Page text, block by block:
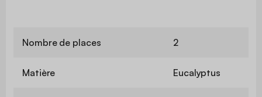
Nombre de places 2
Matière Eucalyptus